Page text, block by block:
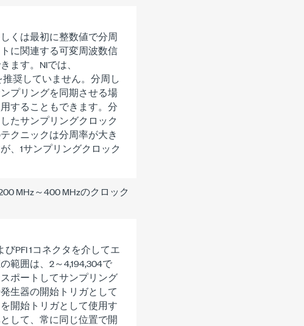
くは最初に整数値で分周
に関連する可変周波数信
ます。NIでは、
推奨していません。分周し
プリングを同期させる場
することもできます。分
たサンプリングクロック
クニックは分周率が大き
、1サンプリングクロック
MHz～400 MHzのクロック
びPFI 1コネクタを介してエ
範囲は、2～4,194,304で
ポートしてサンプリング
生器の開始トリガとして
開始トリガとして使用す
して、常に同じ位置で開